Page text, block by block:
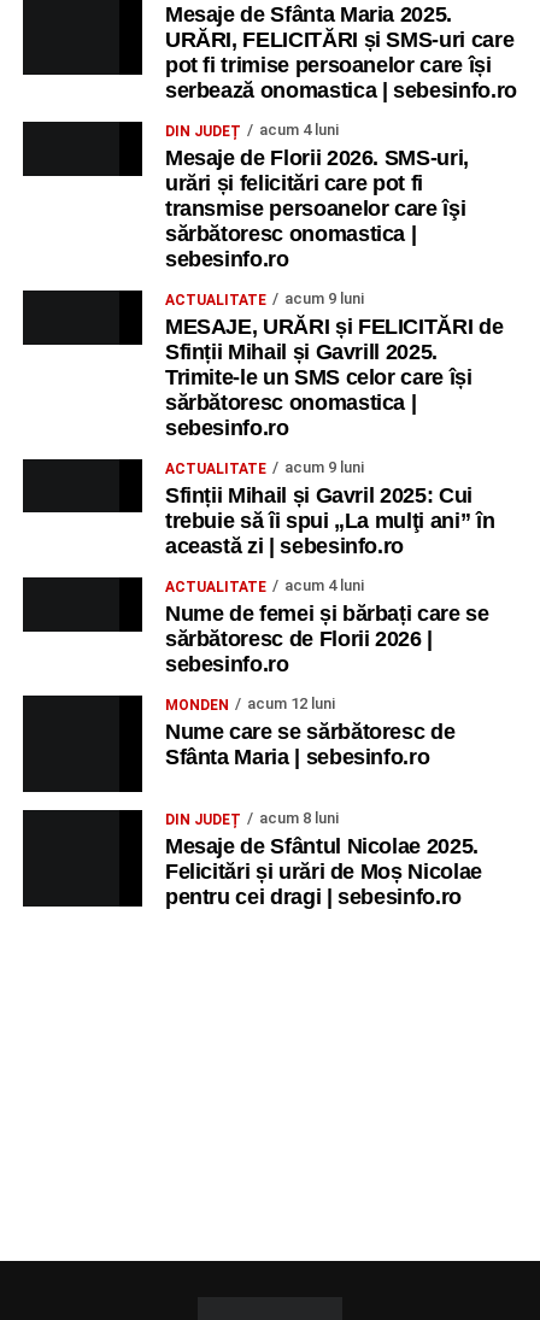
Mesaje de Sfânta Maria 2025.
URĂRI, FELICITĂRI și SMS-uri care
pot fi trimise persoanelor care își
serbează onomastica | sebesinfo.ro
DIN JUDEȚ acum 4 luni
Mesaje de Florii 2026. SMS-uri,
urări și felicitări care pot fi
transmise persoanelor care îşi
sărbătoresc onomastica |
sebesinfo.ro
ACTUALITATE acum 9 luni
MESAJE, URĂRI și FELICITĂRI de
Sfinții Mihail și Gavrill 2025.
Trimite-le un SMS celor care își
sărbătoresc onomastica |
sebesinfo.ro
ACTUALITATE acum 9 luni
Sfinții Mihail și Gavril 2025: Cui
trebuie să îi spui „La mulţi ani” în
această zi | sebesinfo.ro
ACTUALITATE acum 4 luni
Nume de femei și bărbați care se
sărbătoresc de Florii 2026 |
sebesinfo.ro
MONDEN acum 12 luni
Nume care se sărbătoresc de
Sfânta Maria | sebesinfo.ro
DIN JUDEȚ acum 8 luni
Mesaje de Sfântul Nicolae 2025.
Felicitări și urări de Moș Nicolae
pentru cei dragi | sebesinfo.ro